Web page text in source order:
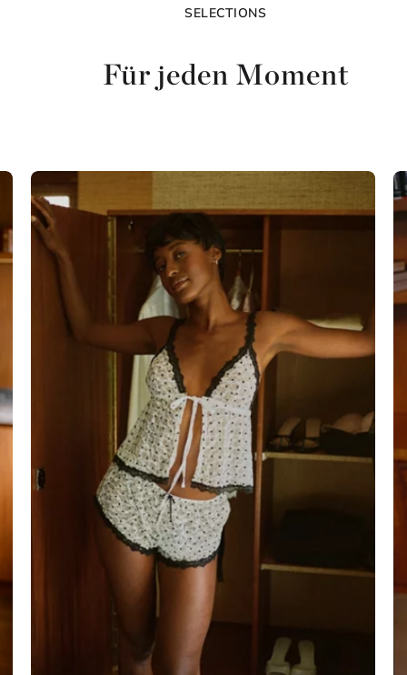
SELECTIONS
Für jeden Moment